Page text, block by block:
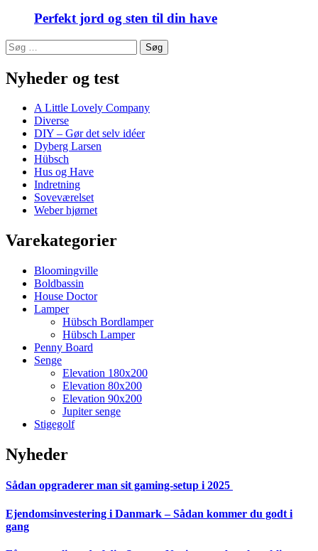
Perfekt jord og sten til din have
Søg
efter:
Nyheder og test
A Little Lovely Company
Diverse
DIY – Gør det selv idéer
Dyberg Larsen
Hübsch
Hus og Have
Indretning
Soveværelset
Weber hjørnet
Varekategorier
Bloomingville
Boldbassin
House Doctor
Lamper
Hübsch Bordlamper
Hübsch Lamper
Penny Board
Senge
Elevation 180x200
Elevation 80x200
Elevation 90x200
Jupiter senge
Stigegolf
Nyheder
Sådan opgraderer man sit gaming-setup i 2025
Ejendomsinvestering i Danmark – Sådan kommer du godt i
gang